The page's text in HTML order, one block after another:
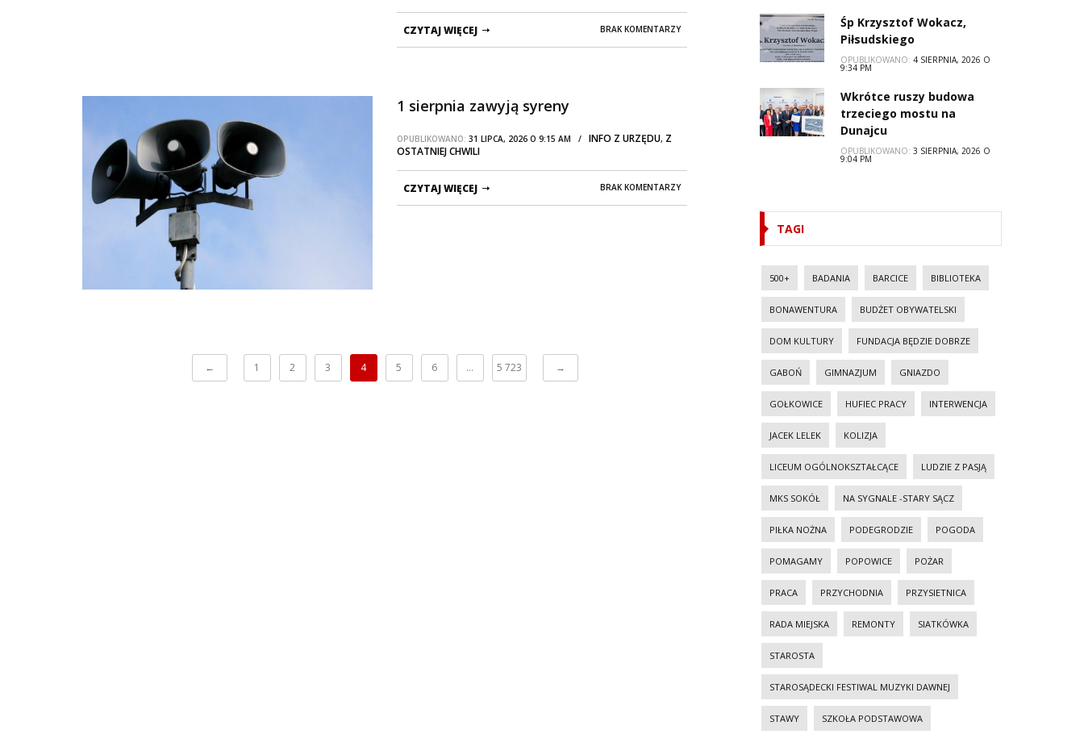
BRAK KOMENTARZY
CZYTAJ WIĘCEJ
1 sierpnia zawyją syreny
OPUBLIKOWANO: 31 LIPCA, 2026 O 9:15 AM / INFO Z URZĘDU, Z
OSTATNIEJ CHWILI
BRAK KOMENTARZY
CZYTAJ WIĘCEJ
← 1 2 3 4 5 6 … 5 723 →
Śp Krzysztof Wokacz,
Piłsudskiego
OPUBLIKOWANO: 4 SIERPNIA, 2026 O
9:34 PM
Wkrótce ruszy budowa
trzeciego mostu na
Dunajcu
OPUBLIKOWANO: 3 SIERPNIA, 2026 O
9:04 PM
TAGI
500+ BADANIA BARCICE BIBLIOTEKA
BONAWENTURA BUDŻET OBYWATELSKI
DOM KULTURY FUNDACJA BĘDZIE DOBRZE
GABOŃ GIMNAZJUM GNIAZDO
GOŁKOWICE HUFIEC PRACY INTERWENCJA
JACEK LELEK KOLIZJA
LICEUM OGÓLNOKSZTAŁCĄCE LUDZIE Z PASJĄ
MKS SOKÓŁ NA SYGNALE -STARY SĄCZ
PIŁKA NOŻNA PODEGRODZIE POGODA
POMAGAMY POPOWICE POŻAR
PRACA PRZYCHODNIA PRZYSIETNICA
RADA MIEJSKA REMONTY SIATKÓWKA
STAROSTA
STAROSĄDECKI FESTIWAL MUZYKI DAWNEJ
STAWY SZKOŁA PODSTAWOWA